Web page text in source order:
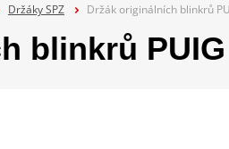
Držáky SPZ Držák originálních blinkrů
blinkrů